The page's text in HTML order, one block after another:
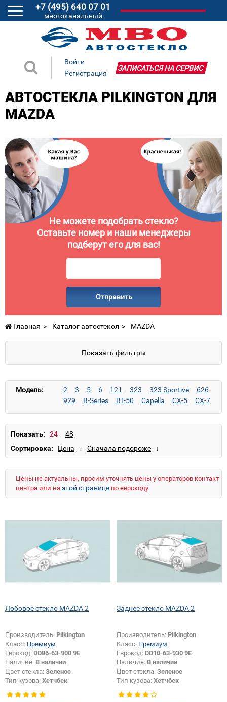
+7 (495) 640 07 01
многоканальный
Войти
Регистрация
ЗАПИСАТЬСЯ НА СЕРВИС
АВТОСТЕКЛА PILKINGTON ДЛЯ
MAZDA
Не можете подобрать стекло?
Оставьте номер и наши менеджеры
подберут его для вас!
Отправить
Главная Каталог автостекол MAZDA
Показать фильтры
Модель: 2 3 5 6 121 323 323 Sportive
626
929
B-Series BT-50 Capella CX-5
CX-7
Показать:
Сортировка:
Цены не актуальны, просим уточнять цены у операторов контакт-
центра или на этой странице по еврокоду
Лобовое стекло MAZDA 2
Производитель: Pilkington
Класс: Премиум
Еврокод: DD86-63-900 9E
Наличие: В наличии
Цвет стекла: Зеленое
Тип кузова: Хетчбек
Заднее стекло MAZDA 2
Производитель: Pilkington
Класс: Премиум
Еврокод: DD10-63-930 9E
Наличие: В наличии
Цвет стекла:Зеленое
Тип кузова:Хетчбек